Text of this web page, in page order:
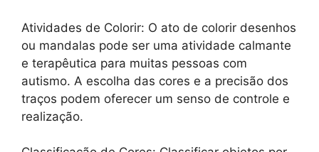
Atividades de Colorir: O ato de colorir desenhos
ou mandalas pode ser uma atividade calmante
e terapêutica para muitas pessoas com
autismo. A escolha das cores e a precisão dos
traços podem oferecer um senso de controle e
realização.